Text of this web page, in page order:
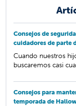
Consejos de
cuidadores de parte
Cuando nuestros
buscaremos casi
Consejos para
temporada de